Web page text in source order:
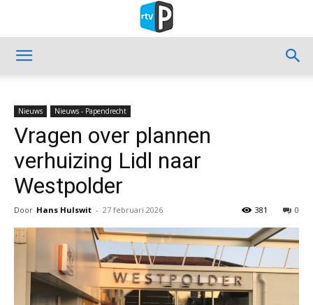
Nieuws Nieuws - Papendrecht
Vragen over plannen
verhuizing Lidl naar
Westpolder
Door Hans Hulswit - 27 februari 2026 0
381